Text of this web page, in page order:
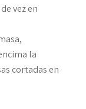
vez en
la
cortadas en